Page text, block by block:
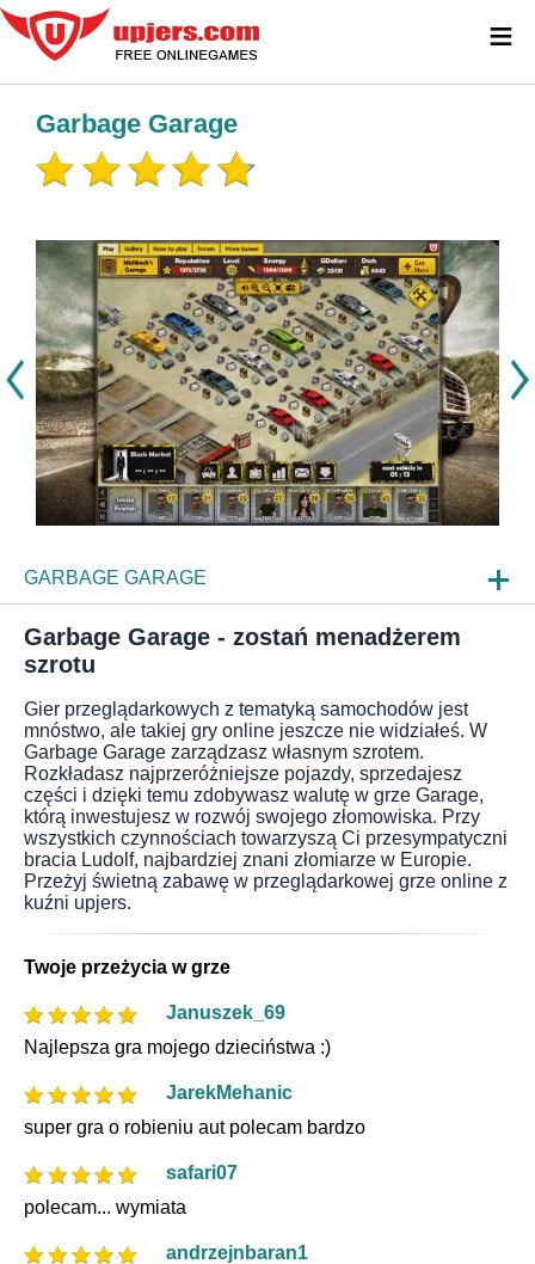
Garbage Garage
GARBAGE GARAGE
NOWOSCI
WRAŻENIA Z GRY
FAQ
Garbage Garage - zostań menadżerem
szrotu
Gier przeglądarkowych z tematyką samochodów jest
mnóstwo, ale takiej gry online jeszcze nie widziałeś. W
Garbage Garage zarządzasz własnym szrotem.
Rozkładasz najprzeróżniejsze pojazdy, sprzedajesz
części i dzięki temu zdobywasz walutę w grze Garage,
którą inwestujesz w rozwój swojego złomowiska. Przy
wszystkich czynnościach towarzyszą Ci przesympatyczni
bracia Ludolf, najbardziej znani złomiarze w Europie.
Przeżyj świetną zabawę w przeglądarkowej grze online z
kuźni upjers.
Twoje przeżycia w grze
Januszek_69
Najlepsza gra mojego dzieciństwa :)
JarekMehanic
super gra o robieniu aut polecam bardzo
safari07
polecam... wymiata
andrzejnbaran1
≡